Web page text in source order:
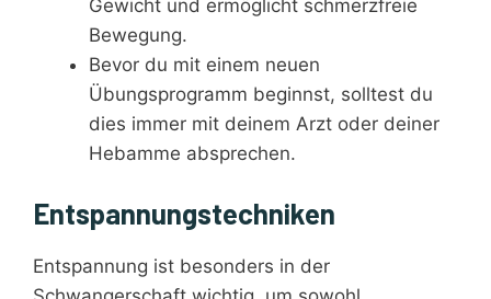
Gewicht und ermöglicht schmerzfreie
Bewegung.
Bevor du mit einem neuen
Übungsprogramm beginnst, solltest du
dies immer mit deinem Arzt oder deiner
Hebamme absprechen.
Entspannungstechniken
Entspannung ist besonders in der